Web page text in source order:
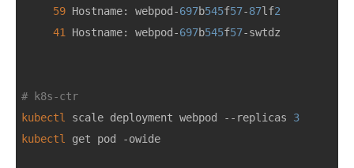
59 Hostname: webpod-697b545f57-87lf2
41
Hostname: webpod-697b545f57-swtdz
# k8s-ctr
kubectl
scale deployment webpod --replicas 3
kubectl
get pod -owide